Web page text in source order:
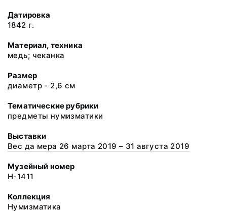
Датировка
1842 г.
Материал, техника
медь; чеканка
Размер
диаметр - 2,6 см
Тематические рубрики
предметы нумизматики
Выставки
Вес да мера 26 марта 2019 – 31 августа 2019
Музейный номер
Н-1411
Коллекция
Нумизматика